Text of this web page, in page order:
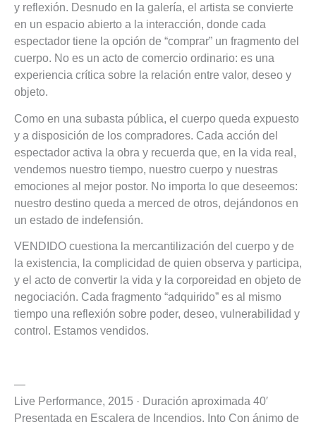
y reflexión. Desnudo en la galería, el artista se convierte
en un espacio abierto a la interacción, donde cada
espectador tiene la opción de “comprar” un fragmento del
cuerpo. No es un acto de comercio ordinario: es una
experiencia crítica sobre la relación entre valor, deseo y
objeto.
Como en una subasta pública, el cuerpo queda expuesto
y a disposición de los compradores. Cada acción del
espectador activa la obra y recuerda que, en la vida real,
vendemos nuestro tiempo, nuestro cuerpo y nuestras
emociones al mejor postor. No importa lo que deseemos:
nuestro destino queda a merced de otros, dejándonos en
un estado de indefensión.
VENDIDO cuestiona la mercantilización del cuerpo y de
la existencia, la complicidad de quien observa y participa,
y el acto de convertir la vida y la corporeidad en objeto de
negociación. Cada fragmento “adquirido” es al mismo
tiempo una reflexión sobre poder, deseo, vulnerabilidad y
control. Estamos vendidos.
—
Live Performance, 2015 · Duración aproximada 40′
Presentada en Escalera de Incendios, Into Con ánimo de